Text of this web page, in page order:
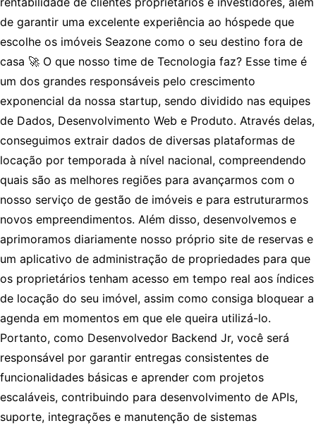
de garantir uma excelente experiência ao hóspede que
escolhe os imóveis Seazone como o seu destino fora de
casa 🚀 O que nosso time de Tecnologia faz? Esse time é
um dos grandes responsáveis pelo crescimento
exponencial da nossa startup, sendo dividido nas equipes
de Dados, Desenvolvimento Web e Produto. Através delas,
conseguimos extrair dados de diversas plataformas de
locação por temporada à nível nacional, compreendendo
quais são as melhores regiões para avançarmos com o
nosso serviço de gestão de imóveis e para estruturarmos
novos empreendimentos. Além disso, desenvolvemos e
aprimoramos diariamente nosso próprio site de reservas e
um aplicativo de administração de propriedades para que
os proprietários tenham acesso em tempo real aos índices
de locação do seu imóvel, assim como consiga bloquear a
agenda em momentos em que ele queira utilizá-lo.
Portanto, como Desenvolvedor Backend Jr, você será
responsável por garantir entregas consistentes de
funcionalidades básicas e aprender com projetos
escaláveis, contribuindo para desenvolvimento de APIs,
suporte, integrações e manutenção de sistemas